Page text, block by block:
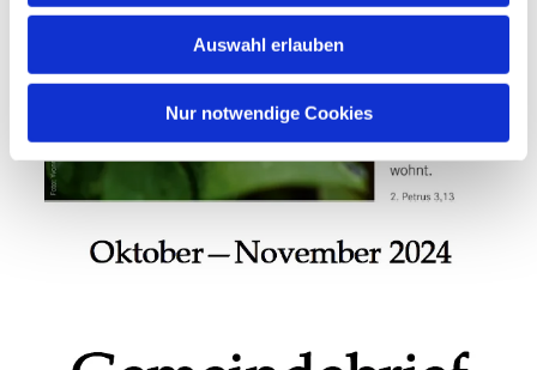
Auswahl erlauben
Nur notwendige Cookies